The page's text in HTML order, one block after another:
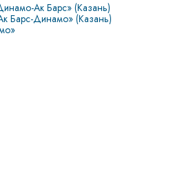
Ак Барс» (Казань)
Барс-Динамо» (Казань)